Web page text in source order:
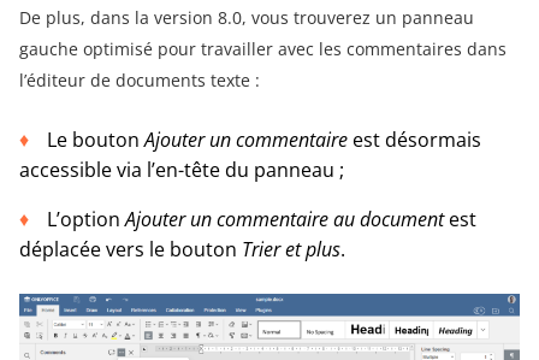
De plus, dans la version 8.0, vous trouverez un panneau
gauche optimisé pour travailler avec les commentaires dans
l’éditeur de documents texte :
Le boutonAjouter un commentaire est désormais
accessible via l’en-tête du panneau ;
L’optionAjouter un commentaire au documentest
déplacée vers le bouton Trier et plus.